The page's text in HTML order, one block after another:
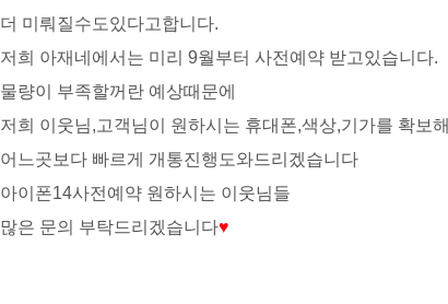
더 미뤄질수도있다고합니다.
저희 아재네에서는 미리 9월부터 사전예약 받고있습니다.
물량이 부족할꺼란 예상때문에
저희 이웃님,고객님이 원하시는 휴대폰,색상,기가를 확보해
어느곳보다 빠르게 개통진행도와드리겠습니다
아이폰14사전예약 원하시는 이웃님들
많은 문의 부탁드리겠습니다♥